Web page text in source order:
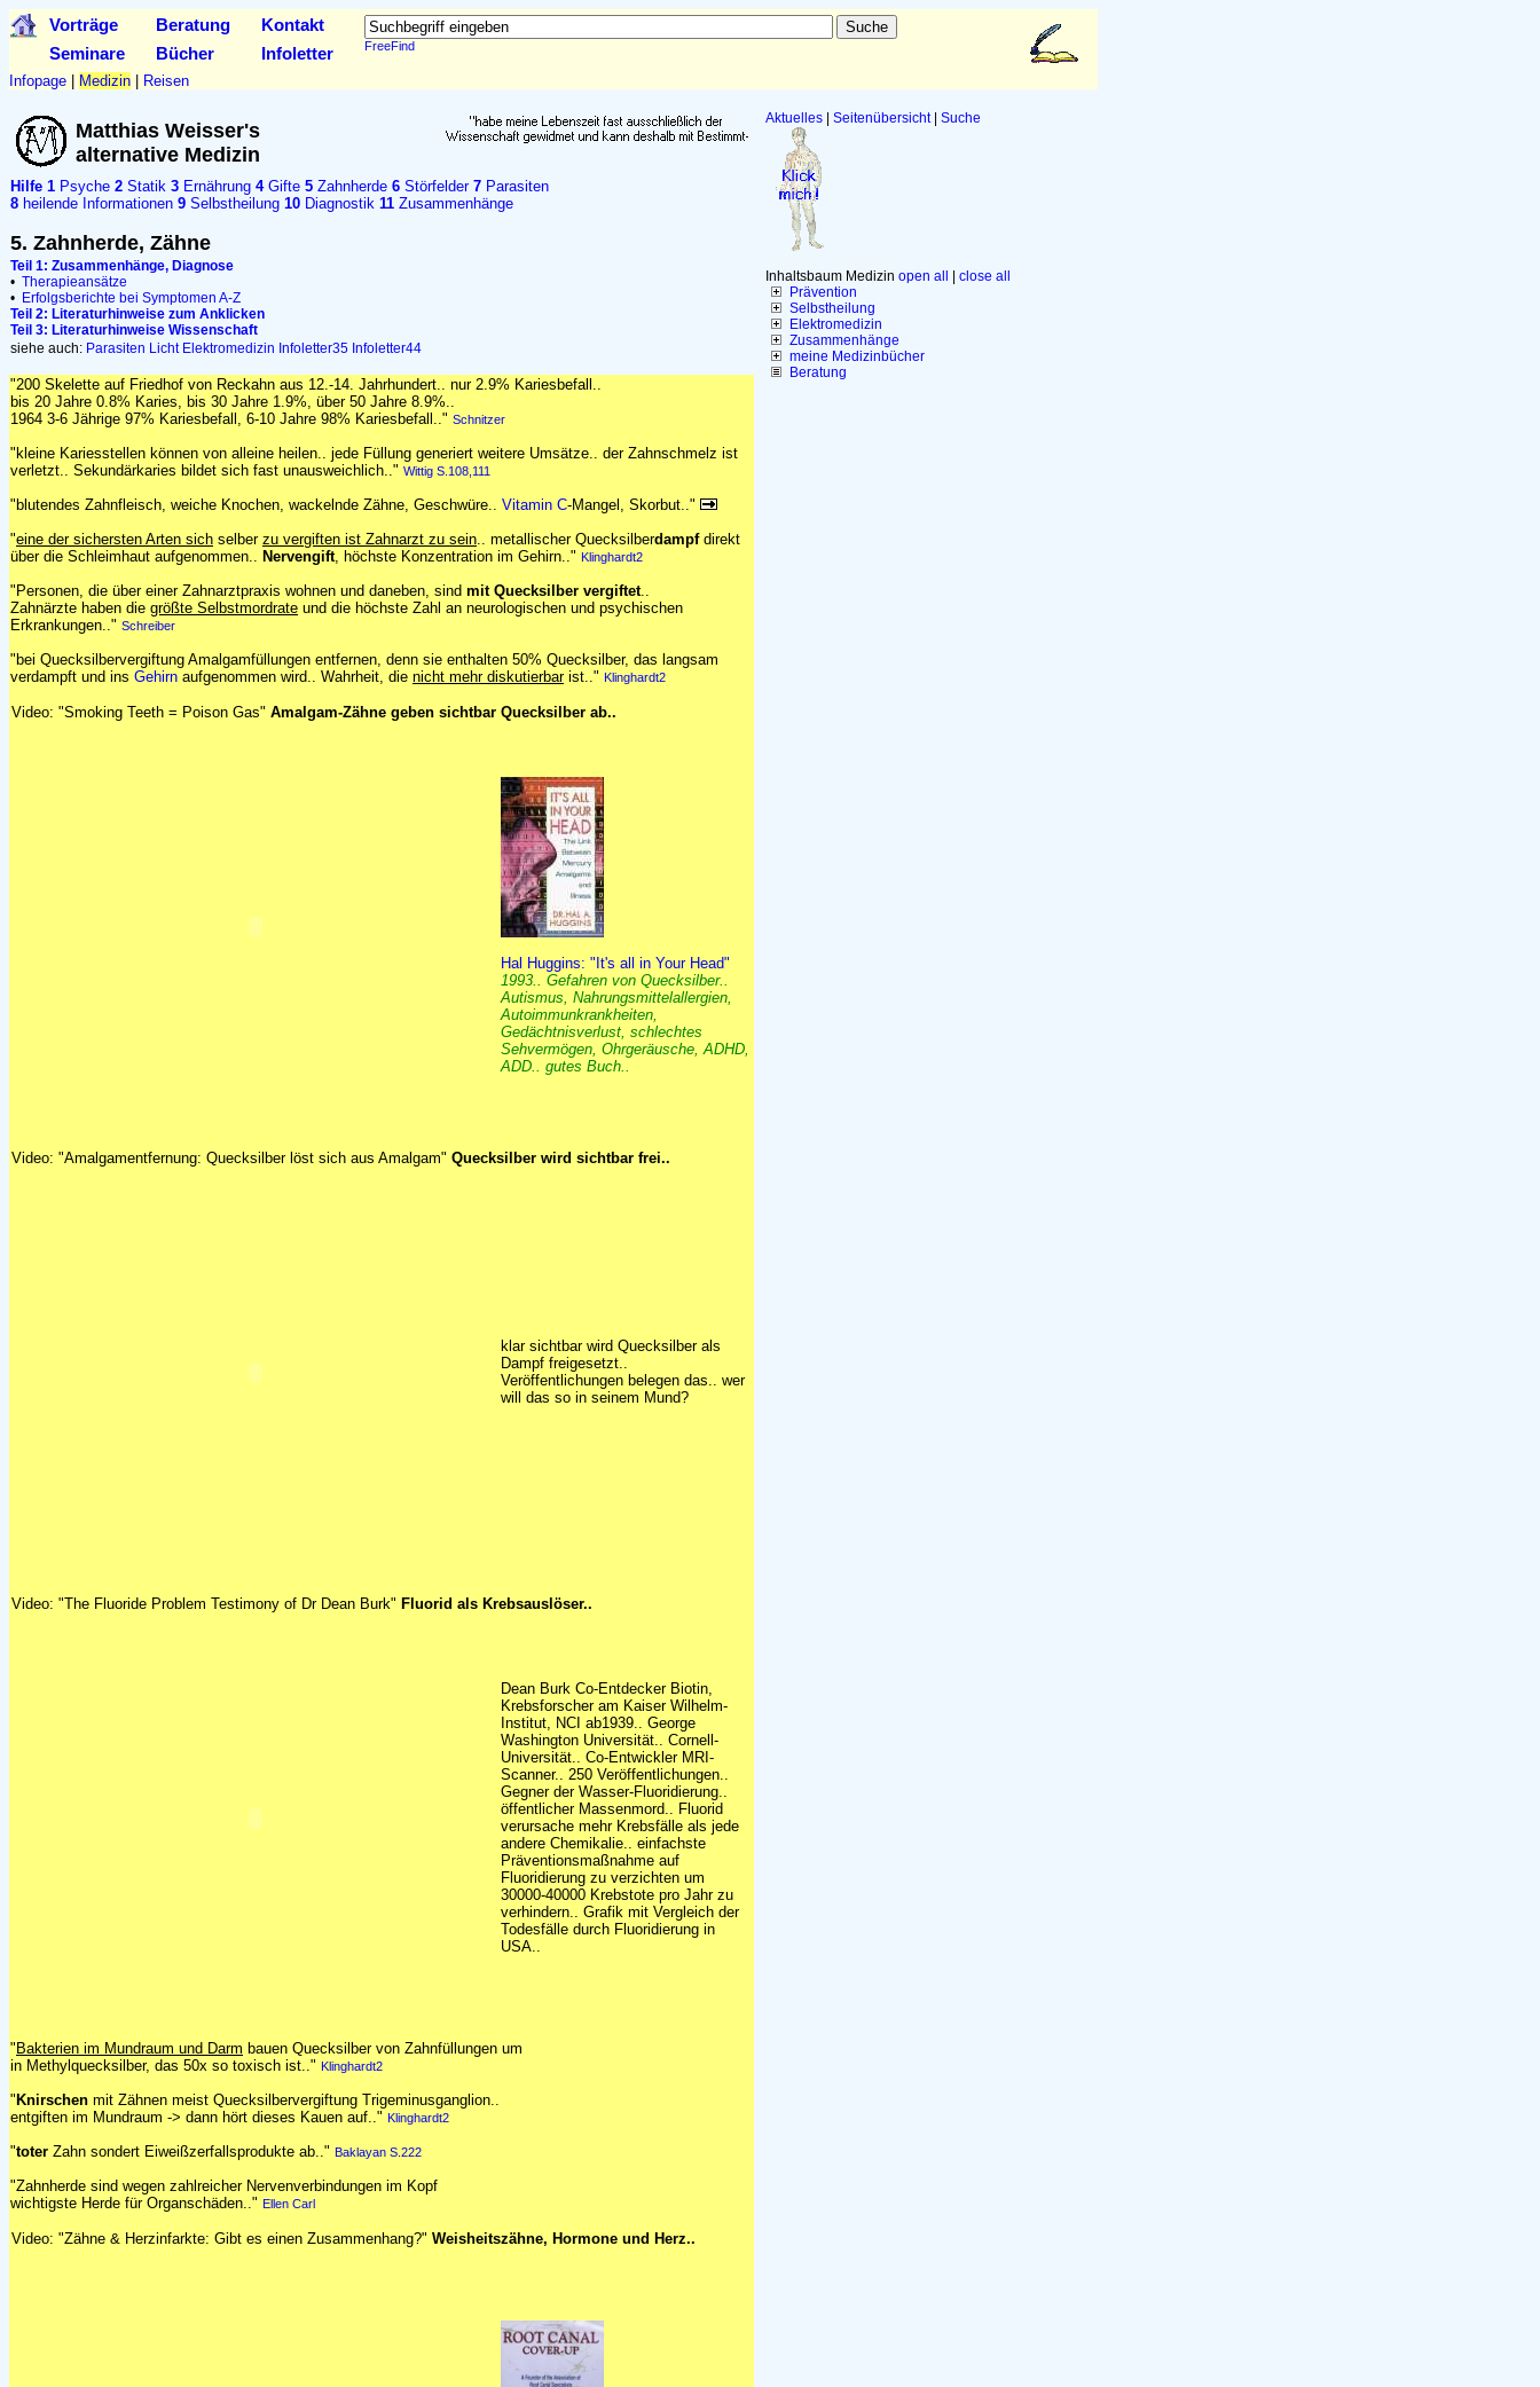
Vorträge Beratung Kontakt
FreeFind
Seminare Bücher Infoletter
Infopage Medizin Reisen
Aktuelles Seitenübersicht| Suche
Inhaltsbaum Medizin open all
close all
Prävention
Selbstheilung
Elektromedizin
Zusammenhänge
meine Medizinbücher
Beratung
Matthias Weisser's
alternative Medizin
Hilfe 1 Psyche 2 Statik 3 Ernährung 4Gifte 5 Zahnherde 6 Störfelder 7 Parasiten
8 heilende Informationen 9 Selbstheilung 10 Diagnostik 11 Zusammenhänge
5. Zahnherde, Zähne
Teil 1: Zusammenhänge, Diagnose
• Therapieansätze
• Erfolgsberichte bei Symptomen A-Z
Teil 2: Literaturhinweise zum Anklicken
Teil 3: Literaturhinweise Wissenschaft
siehe auch: Parasiten Licht Elektromedizin Infoletter35 Infoletter44
"200 Skelette auf Friedhof von Reckahn aus 12.-14. Jahrhundert.. nur 2.9% Kariesbefall..
bis 20 Jahre 0.8% Karies, bis 30 Jahre 1.9%, über 50 Jahre 8.9%..
1964 3-6 Jährige 97% Kariesbefall, 6-10 Jahre 98% Kariesbefall.." Schnitzer
"kleine Kariesstellen können von alleine heilen.. jede Füllung generiert weitere Umsätze.. der Zahnschmelz ist
verletzt.. Sekundärkaries bildet sich fast unausweichlich.." Wittig S.108,111
"blutendes Zahnfleisch, weiche Knochen, wackelnde Zähne, Geschwüre.. Vitamin C-Mangel, Skorbut.."
"eine der sichersten Arten sich selber zu vergiften ist Zahnarzt zu sein.. metallischer Quecksilberdampfdirekt
über die Schleimhaut aufgenommen.. Nervengift, höchste Konzentration im Gehirn.." Klinghardt2
"Personen, die über einer Zahnarztpraxis wohnen und daneben, sind mit Quecksilber vergiftet..
Zahnärzte haben die größte Selbstmordrate und die höchste Zahl an neurologischen und psychischen
Erkrankungen.." Schreiber
"bei Quecksilbervergiftung Amalgamfüllungen entfernen, denn sie enthalten 50% Quecksilber, das langsam
verdampft und ins Gehirn aufgenommen wird.. Wahrheit, die nicht mehr diskutierbarist.." Klinghardt2
Video: "Smoking Teeth = Poison Gas" Amalgam-Zähne geben sichtbar Quecksilber ab..
Hal Huggins: "It's all in Your Head"
1993.. Gefahren von Quecksilber..
Autismus, Nahrungsmittelallergien,
Autoimmunkrankheiten,
Gedächtnisverlust, schlechtes
Sehvermögen, Ohrgeräusche, ADHD,
ADD.. gutes Buch..
Video: "Amalgamentfernung: Quecksilber löst sich aus Amalgam" Quecksilber wird sichtbar frei..
klar sichtbar wird Quecksilber als
Dampf freigesetzt..
Veröffentlichungen belegen das.. wer
will das so in seinem Mund?
Video: "The Fluoride Problem Testimony of Dr Dean Burk" Fluorid als Krebsauslöser..
Dean Burk Co-Entdecker Biotin,
Krebsforscher am Kaiser Wilhelm-
Institut, NCI ab1939.. George
Washington Universität.. Cornell-
Universität.. Co-Entwickler MRI-
Scanner.. 250 Veröffentlichungen..
Gegner der Wasser-Fluoridierung..
öffentlicher Massenmord.. Fluorid
verursache mehr Krebsfälle als jede
andere Chemikalie.. einfachste
Präventionsmaßnahme auf
Fluoridierung zu verzichten um
30000-40000 Krebstote pro Jahr zu
verhindern.. Grafik mit Vergleich der
Todesfälle durch Fluoridierung in
USA..
" Bakterien im Mundraum und Darm bauen Quecksilber von Zahnfüllungen um
in Methylquecksilber, das 50x so toxisch ist.." Klinghardt2
" Knirschen mit Zähnen meist Quecksilbervergiftung Trigeminusganglion..
entgiften im Mundraum -> dann hört dieses Kauen auf.." Klinghardt2
"toter Zahn sondert Eiweißzerfallsprodukte ab.." Baklayan S.222
"Zahnherde sind wegen zahlreicher Nervenverbindungen im Kopf
wichtigste Herde für Organschäden.." Ellen Carl
Video: "Zähne & Herzinfarkte: Gibt es einen Zusammenhang?" Weisheitszähne, Hormone und Herz..